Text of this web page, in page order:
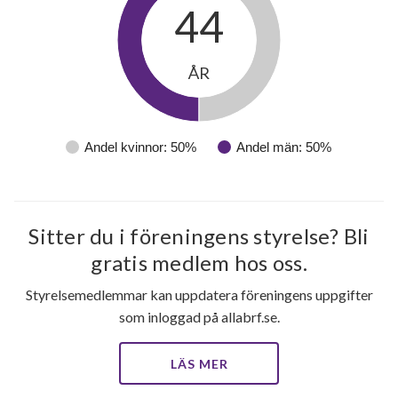
Andel kvinnor: 50% Andel män: 50%
44
ÅR
Sitter du i föreningens styrelse? Bli
gratis medlem hos oss.
Styrelsemedlemmar kan uppdatera föreningens uppgifter
som inloggad på allabrf.se.
LÄS MER